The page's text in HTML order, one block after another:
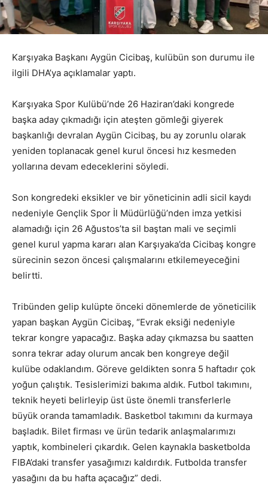
Karşıyaka Başkanı Aygün Cicibaş, kulübün son durumu ile
ilgili DHA’ya açıklamalar yaptı.
Karşıyaka Spor Kulübü’nde 26 Haziran’daki kongrede
başka aday çıkmadığı için ateşten gömleği giyerek
başkanlığı devralan Aygün Cicibaş, bu ay zorunlu olarak
yeniden toplanacak genel kurul öncesi hız kesmeden
yollarına devam edeceklerini söyledi.
Son kongredeki eksikler ve bir yöneticinin adli sicil kaydı
nedeniyle Gençlik Spor İl Müdürlüğü’nden imza yetkisi
alamadığı için 26 Ağustos’ta sil baştan mali ve seçimli
genel kurul yapma kararı alan Karşıyaka’da Cicibaş kongre
sürecinin sezon öncesi çalışmalarını etkilemeyeceğini
belirtti.
Tribünden gelip kulüpte önceki dönemlerde de yöneticilik
yapan başkan Aygün Cicibaş, “Evrak eksiği nedeniyle
tekrar kongre yapacağız. Başka aday çıkmazsa bu saatten
sonra tekrar aday olurum ancak ben kongreye değil
kulübe odaklandım. Göreve geldikten sonra 5 haftadır çok
yoğun çalıştık. Tesislerimizi bakıma aldık. Futbol takımını,
teknik heyeti belirleyip üst üste önemli transferlerle
büyük oranda tamamladık. Basketbol takımını da kurmaya
başladık. Bilet firması ve ürün tedarik anlaşmalarımızı
yaptık, kombineleri çıkardık. Gelen kaynakla basketbolda
FIBA’daki transfer yasağımızı kaldırdık. Futbolda transfer
yasağını da bu hafta açacağız” dedi.